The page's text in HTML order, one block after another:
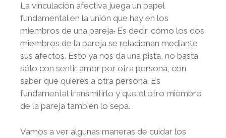
La vinculación afectiva juega un papel
fundamental en la unión que hay en los
miembros de una pareja. Es decir, cómo los dos
miembros de la pareja se relacionan mediante
sus afectos. Esto ya nos da una pista, no basta
sólo con sentir amor por otra persona, con
saber que quieres a otra persona. Es
fundamental transmitirlo y que el otro miembro
de la pareja también lo sepa.
Vamos a ver algunas maneras de cuidar los